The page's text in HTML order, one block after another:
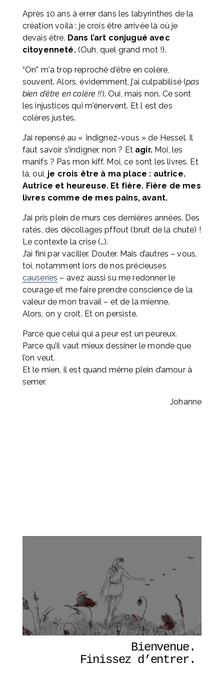
Après 10 ans à errer dans les labyrinthes de la
création voilà : je crois être arrivée là où je
devais être. Dans l’art conjugué avec
citoyenneté. (Ouh, quel grand mot !).
“On” m'a trop reproché d’être en colère,
souvent. Alors, évidemment, j’ai culpabilisé (pas
bien d’être en colère !!). Oui, mais non. Ce sont
les injustices qui m'énervent. Et l est des
colères justes.
J’ai repensé au « Indignez-vous » de Hessel. Il
faut savoir s’indigner, non ? Et agir. Moi, les
manifs ? Pas mon kiff. Moi, ce sont les livres. Et
là, oui, je crois être à ma place : autrice.
Autrice et heureuse. Et fière. Fière de mes
livres comme de mes pains, avant.
J’ai pris plein de murs ces dernières années. Des
ratés, des décollages pffout (bruit de la chute) !
Le contexte la crise (…).
J’ai fini par vaciller. Douter. Mais d’autres – vous,
causeries – avez aussi su me redonner le
courage et me faire prendre conscience de la
valeur de mon travail – et de la mienne.
Alors, on y croit. Et on persiste.
Parce que celui qui a peur est un peureux.
Parce qu’il vaut mieux dessiner le monde que
l’on veut.
Et le mien, il est quand même plein d’amour à
semer.
Johanne
Bienvenue.
Finissez d’entrer.